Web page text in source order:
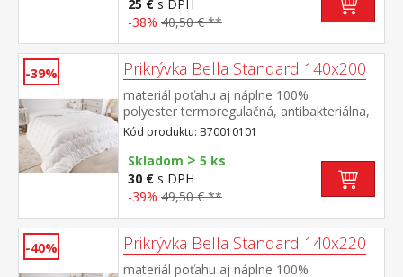
25 € s DPH
-38% 40,50 € **
-39% Prikrývka Bella Standard 140x200
materiál poťahu aj náplne 100%
polyester termoregulačná, antibakteriálna,
vhodná pre alergikov elegantne
prešitá prateľná do 60 °C
Kód produktu: B70010101
Skladom > 5 ks
30 € s DPH
-39% 49,50 € **
-40% Prikrývka Bella Standard 140x220
materiál poťahu aj náplne 100%